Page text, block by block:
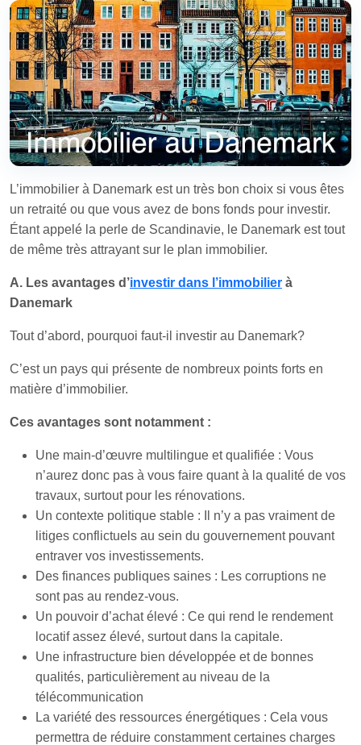
L’immobilier à Danemark est un très bon choix si vous êtes
un retraité ou que vous avez de bons fonds pour investir.
Étant appelé la perle de Scandinavie, le Danemark est tout
de même très attrayant sur le plan immobilier.
A. Les avantages d’investir dans l’immobilier à
Danemark
Tout d’abord, pourquoi faut-il investir au Danemark?
C’est un pays qui présente de nombreux points forts en
matière d’immobilier.
Ces avantages sont notamment :
Une main-d’œuvre multilingue et qualifiée : Vous
n’aurez donc pas à vous faire quant à la qualité de vos
travaux, surtout pour les rénovations.
Un contexte politique stable : Il n’y a pas vraiment de
litiges conflictuels au sein du gouvernement pouvant
entraver vos investissements.
Des finances publiques saines : Les corruptions ne
sont pas au rendez-vous.
Un pouvoir d’achat élevé : Ce qui rend le rendement
locatif assez élevé, surtout dans la capitale.
Une infrastructure bien développée et de bonnes
qualités, particulièrement au niveau de la
télécommunication
La variété des ressources énergétiques : Cela vous
permettra de réduire constamment certaines charges